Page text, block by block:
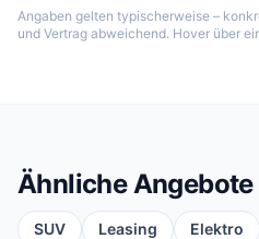
Angaben gelten typischerweise –
und Vertrag abweichend. Hover über
Ähnliche Angebote
SUV Leasing Elektro